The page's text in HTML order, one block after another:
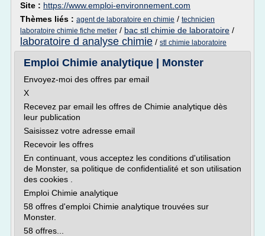
Site : https://www.emploi-environnement.com
Thèmes liés : agent de laboratoire en chimie / technicien
laboratoire chimie fiche metier / bac stl chimie de laboratoire /
laboratoire d analyse chimie / stl chimie laboratoire
Emploi Chimie analytique | Monster
Envoyez-moi des offres par email
X
Recevez par email les offres de Chimie analytique dès
leur publication
Saisissez votre adresse email
Recevoir les offres
En continuant, vous acceptez les conditions d'utilisation
de Monster, sa politique de confidentialité et son utilisation
des cookies .
Emploi Chimie analytique
58 offres d'emploi Chimie analytique trouvées sur
Monster.
58 offres...